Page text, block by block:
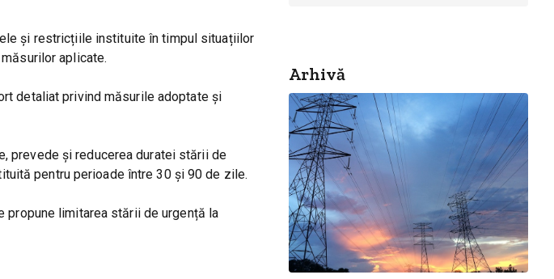
și restricțiile instituite în timpul situațiilor
aplicate.
detaliat privind măsurile adoptate și
prevede și reducerea duratei stării de
pentru perioade între 30 și 90 de zile.
propune limitarea stării de urgență la
Arhivă